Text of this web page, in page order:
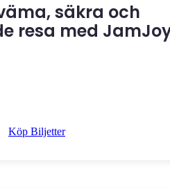
säkra och
resa med
Köp Biljetter